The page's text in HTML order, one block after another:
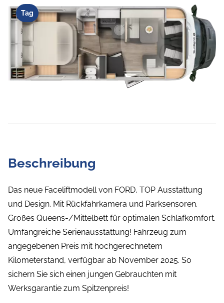
Tag
Beschreibung
Das neue Faceliftmodell von FORD, TOP Ausstattung
und Design. Mit Rückfahrkamera und Parksensoren.
Großes Queens-/Mittelbett für optimalen Schlafkomfort.
Umfangreiche Serienausstattung! Fahrzeug zum
angegebenen Preis mit hochgerechnetem
Kilometerstand, verfügbar ab November 2025. So
sichern Sie sich einen jungen Gebrauchten mit
Werksgarantie zum Spitzenpreis!